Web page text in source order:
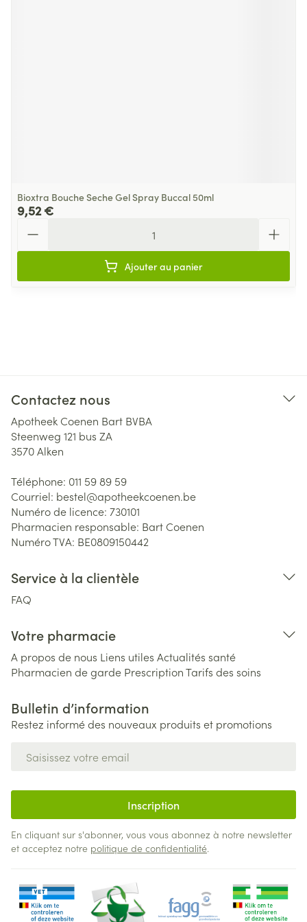
Bioxtra Bouche Seche Gel Spray Buccal 50ml
9,52 €
Ajouter au panier
Contactez nous
Apotheek Coenen Bart BVBA
Steenweg 121 bus ZA
3570Alken
Téléphone: 011 59 89 59
Courriel: bestel@apotheekcoenen.be
Numéro de licence: 730101
Pharmacien responsable: Bart Coenen
Numéro TVA: BE0809150442
Service à la clientèle
FAQ
Votre pharmacie
A propos de nous Liens utiles Actualités santé
Pharmacien de garde PrescriptionTarifs des soins
Bulletin d’information
Restez informé des nouveaux produits et promotions
Inscription
En cliquant sur s'abonner, vous vous abonnez à notre newsletter
et acceptez notre politique de confidentialité.